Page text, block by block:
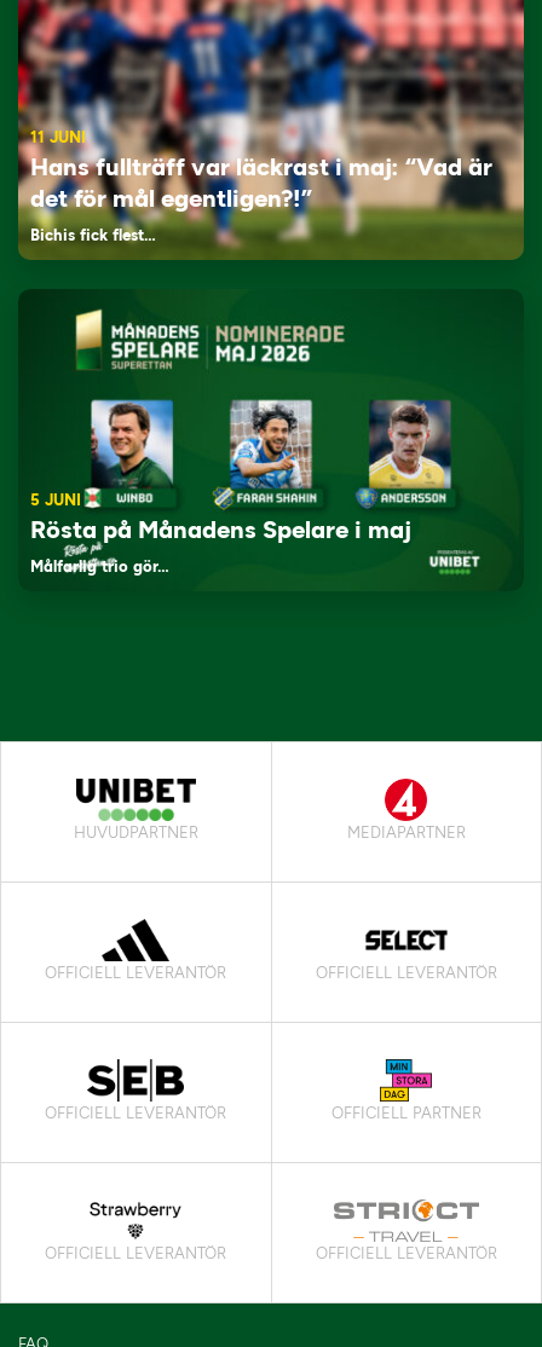
11 JUNI
Hans fullträff var läckrast i maj: “Vad är
det för mål egentligen?!”
Bichis fick flest…
5 JUNI
Rösta på Månadens Spelare i maj
Målfarlig trio gör…
HUVUDPARTNER MEDIAPARTNER
OFFICIELL LEVERANTÖR OFFICIELL LEVERANTÖR
OFFICIELL LEVERANTÖR OFFICIELL PARTNER
OFFICIELL LEVERANTÖR OFFICIELL LEVERANTÖR